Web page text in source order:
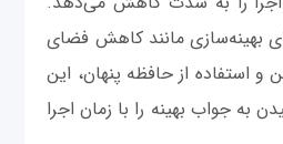
بهینه‌سازی مانند کاهش فضای
و استفاده از حافظه پنهان، این
به جواب بهینه را با زمان اجرا